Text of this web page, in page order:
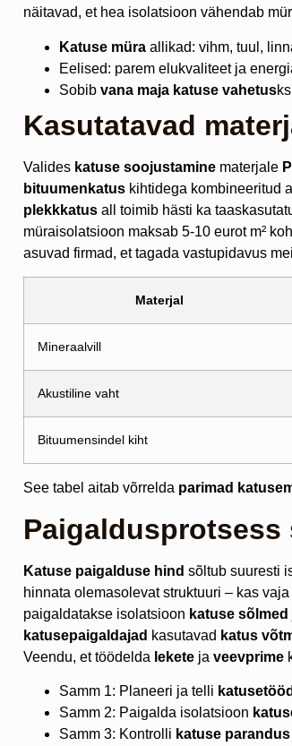
näitavad, et hea isolatsioon vähendab
Katuse müra allikad: vihm, tuul,
Eelised: parem elukvaliteet ja
Sobib vana maja katuse vahetus
Kasutatavad
Valides katuse soojustamine materjale
bituumenkatus kihtidega kombineeritud
plekkkatus all toimib hästi ka
müraisolatsioon maksab 5-10 eurot m²
asuvad firmad, et tagada vastupidavus
Materjal
Mineraalvill
Akustiline vaht
Bituumensindel kiht
See tabel aitab võrrelda parimad
Paigaldusprotsess
Katuse paigalduse hind sõltub suuresti
hinnata olemasolevat struktuuri – kas vaja
paigaldatakse isolatsioon katuse sõlmed
katusepaigaldajad kasutavad katus
Veendu, et töödelda lekete ja veevprime
Samm 1: Planeeri ja telli
Samm 2: Paigalda isolatsioon
Samm 3: Kontrolli katuse parandus